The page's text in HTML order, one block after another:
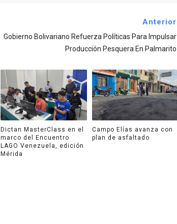
Anterior
Gobierno Bolivariano Refuerza Políticas Para Impulsar
Producción Pesquera En Palmarito
Dictan MasterClass en el
marco del Encuentro
LAGO Venezuela, edición
Mérida
Campo Elías avanza con
plan de asfaltado